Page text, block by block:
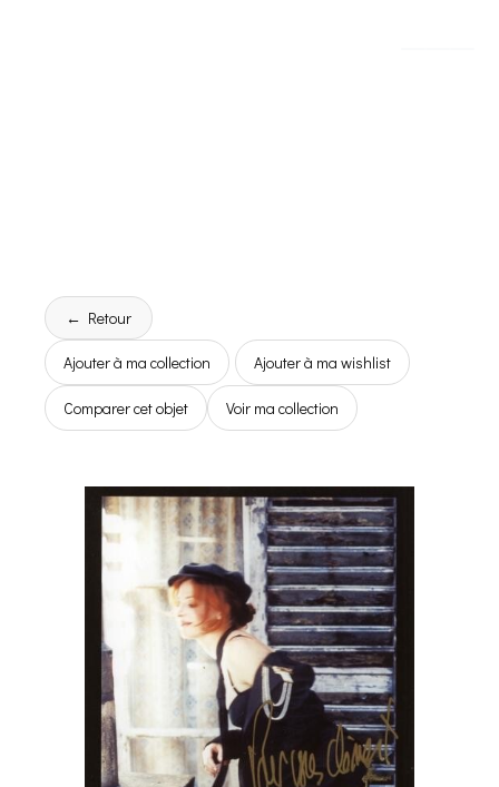
← Retour
Ajouter à ma collection Ajouter à ma wishlist
Comparer cet objet Voir ma collection